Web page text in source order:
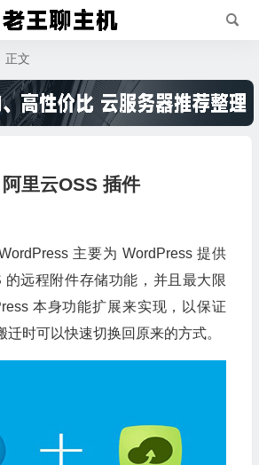
正文
里云OSS 插件
主要为 WordPress 提供
的远程附件存储功能，并且最大限
本身功能扩展来实现，以保证
迁时可以快速切换回原来的方式。